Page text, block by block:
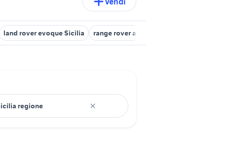
land rover evoque Sicilia range rover auto Palermo